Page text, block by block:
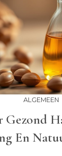
ALGEMEEN
Gezond
En